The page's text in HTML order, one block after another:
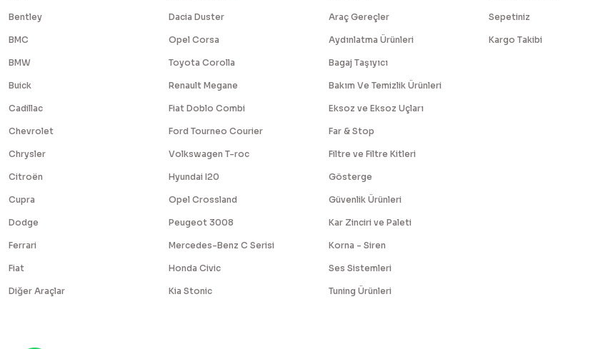
Bentley
BMC
BMW
Buick
Cadillac
Chevrolet
Chrysler
Citroën
Cupra
Dodge
Ferrari
Fiat
Diğer Araçlar
Dacia Duster
Opel Corsa
Toyota Corolla
Renault Megane
Fiat Doblo Combi
Ford Tourneo Courier
Volkswagen T-roc
Hyundai I20
Opel Crossland
Peugeot 3008
Mercedes-Benz C Serisi
Honda Civic
Kia Stonic
Araç Gereçler
Aydınlatma Ürünleri
Bagaj Taşıyıcı
Bakım Ve Temizlik Ürünleri
Eksoz ve Eksoz Uçları
Far & Stop
Filtre ve Filtre Kitleri
Gösterge
Güvenlik Ürünleri
Kar Zinciri ve Paleti
Korna - Siren
Ses Sistemleri
Tuning Ürünleri
Sepetiniz
Kargo Takibi